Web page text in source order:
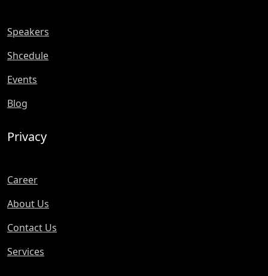
Speakers
Shcedule
Events
Blog
Privacy
Career
About Us
Contact Us
Services